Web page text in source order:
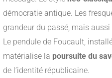
démocratie antique. Les
grandeur du passé, mais
Le pendule de Foucault,
matérialise la poursuite du
de l’identité républicaine.